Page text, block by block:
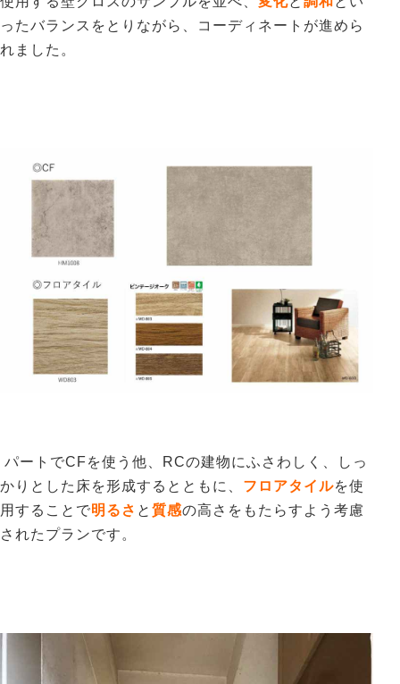
ったバランスをとりながら、コーディネートが進めら
れました。
パートでCFを使う他、RCの建物にふさわしく、しっ
かりとした床を形成するとともに、 フロアタイルを使
用することで明るさ と 質感の高さをもたらすよう考慮
されたプランです。